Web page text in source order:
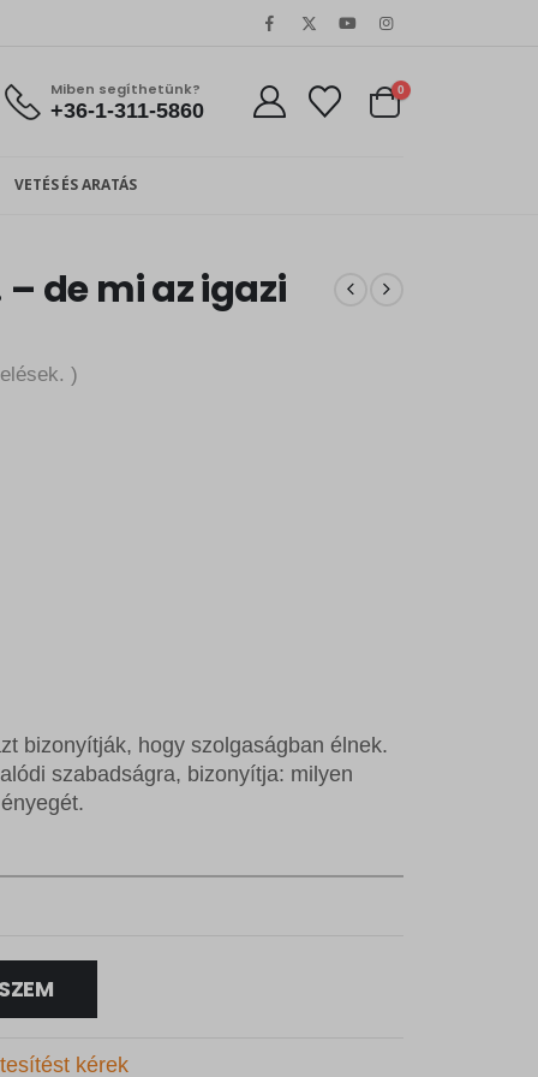
Miben segíthetünk?
+36-1-311-5860
0
VETÉS ÉS ARATÁS
de mi az igazi
)
bizonyítják, hogy szolgaságban élnek.
szabadságra, bizonyítja: milyen
kérek